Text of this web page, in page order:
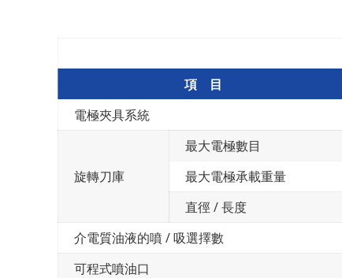
項 目
電極夾具系統
旋轉刀庫
最大電極數目
最大電極承載重量
直徑 / 長度
介電質油液的噴 / 吸選擇數
可程式噴油口